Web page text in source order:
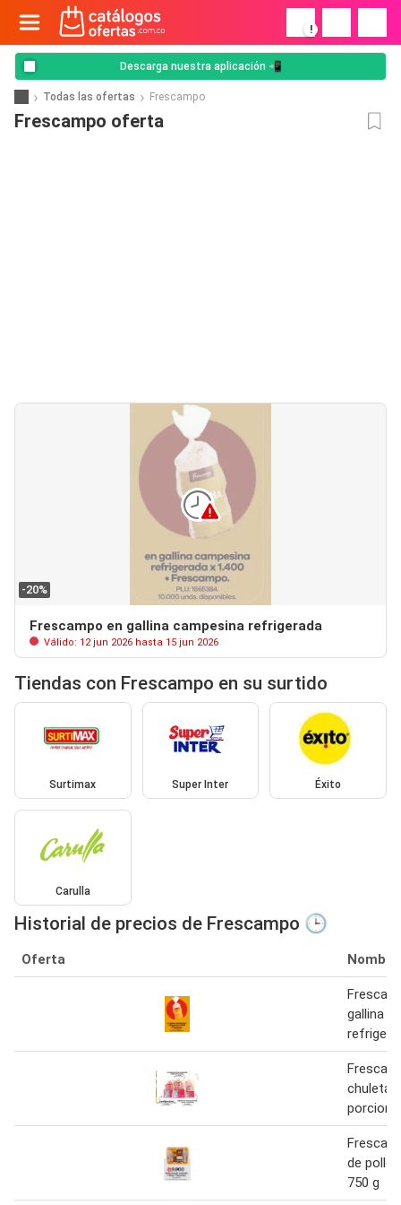
!
Descarga nuestra aplicación 📲
Todas las ofertas Frescampo
Frescampo oferta
-20%
Frescampo en gallina campesina refrigerada
Válido: 12 jun 2026 hasta 15 jun 2026
Tiendas con Frescampo en su surtido
Surtimax Super Inter Éxito
Carulla
Historial de precios de Frescampo 🕒
Oferta Nombre
gallina
chuleta
de pollo
750 g